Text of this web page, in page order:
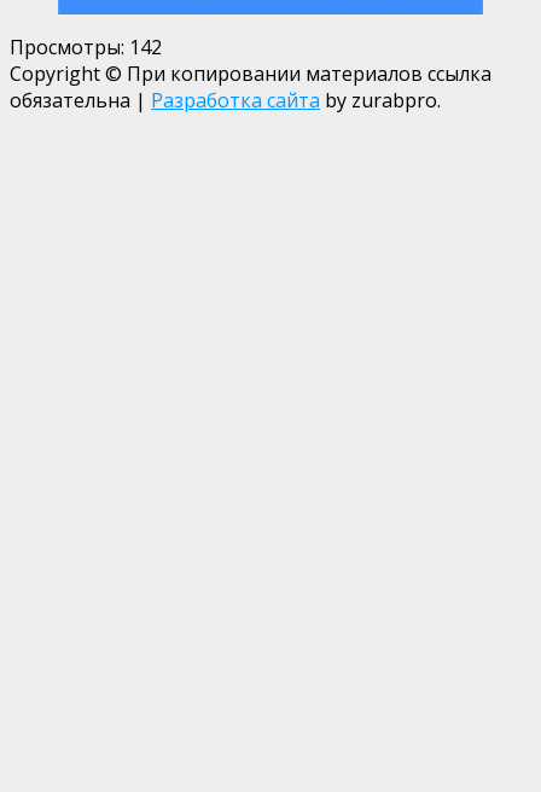
Просмотры: 142
Copyright © При копировании материалов ссылка
обязательна | Разработка сайта by zurabpro.